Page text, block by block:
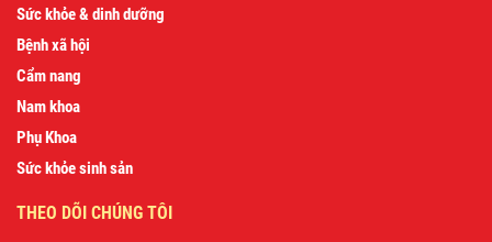
Sức khỏe & dinh dưỡng
Bệnh xã hội
Cẩm nang
Nam khoa
Phụ Khoa
Sức khỏe sinh sản
THEO DÕI CHÚNG TÔI